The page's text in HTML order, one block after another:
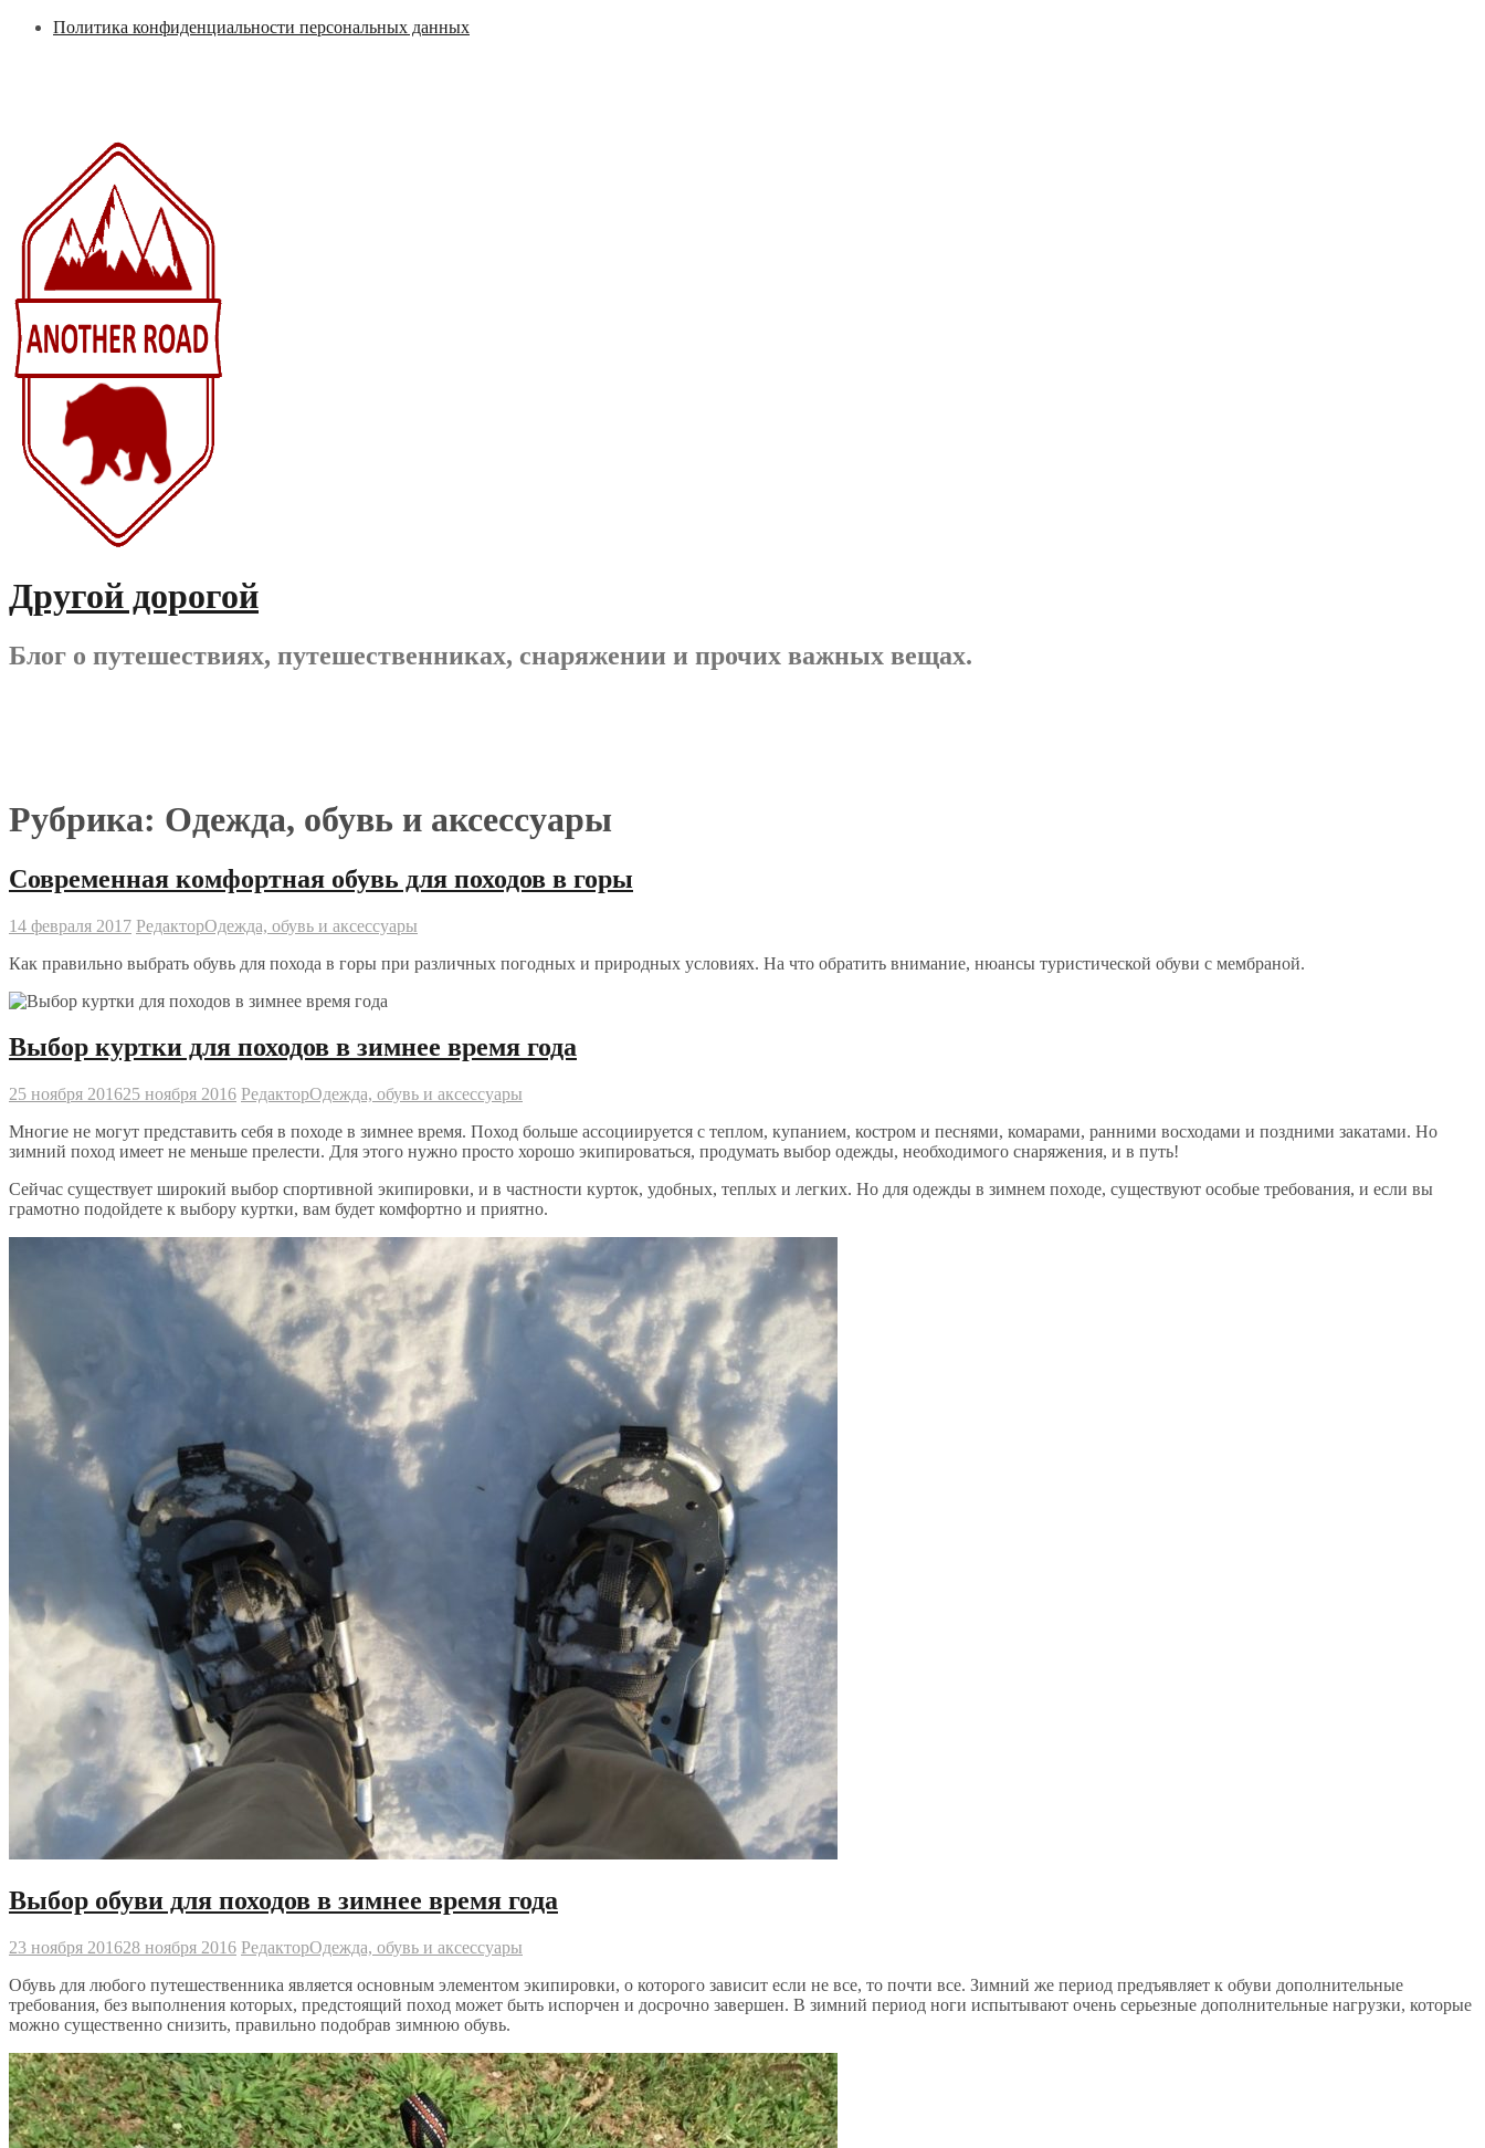
ПерейтиПолитика конфиденциальности персональных данных
Другой дорогой
Блог о путешествиях, путешественниках, снаряжении и прочих важных вещах.
Рубрика: Одежда, обувь и аксессуары
Современная комфортная обувь для походов в горы
14 февраля 2017 РедакторОдежда, обувь и аксессуары
Как правильно выбрать обувь для похода в горы при различных погодных и природных условиях. На что обратить внимание, нюансы туристической обуви с мембраной.
Выбор куртки для походов в зимнее время года
25 ноября 201625 ноября 2016 РедакторОдежда, обувь и аксессуары
Многие не могут представить себя в походе в зимнее время. Поход больше ассоциируется с теплом, купанием, костром и песнями, комарами, ранними восходами и поздними закатами. Но
зимний поход имеет не меньше прелести. Для этого нужно просто хорошо экипироваться, продумать выбор одежды, необходимого снаряжения, и в путь!
Сейчас существует широкий выбор спортивной экипировки, и в частности курток, удобных, теплых и легких. Но для одежды в зимнем походе, существуют особые требования, и если вы
грамотно подойдете к выбору куртки, вам будет комфортно и приятно.
Выбор обуви для походов в зимнее время года
23 ноября 201628 ноября 2016 РедакторОдежда, обувь и аксессуары
Обувь для любого путешественника является основным элементом экипировки, о которого зависит если не все, то почти все. Зимний же период предъявляет к обуви дополнительные
требования, без выполнения которых, предстоящий поход может быть испорчен и досрочно завершен. В зимний период ноги испытывают очень серьезные дополнительные нагрузки, которые
можно существенно снизить, правильно подобрав зимнюю обувь.